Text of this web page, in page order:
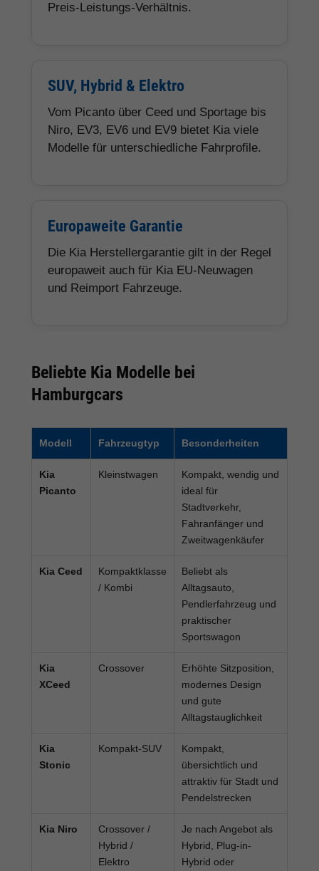
Preis-Leistungs-Verhältnis.
SUV, Hybrid & Elektro
Vom Picanto über Ceed und Sportage bis
Niro, EV3, EV6 und EV9 bietet Kia viele
Modelle für unterschiedliche Fahrprofile.
Europaweite Garantie
Die Kia Herstellergarantie gilt in der Regel
europaweit auch für Kia EU-Neuwagen
und Reimport Fahrzeuge.
Beliebte Kia Modelle bei
Hamburgcars
Modell Fahrzeugtyp Besonderheiten
Kia
Picanto
Kleinstwagen
Kompakt, wendig und
ideal für
Stadtverkehr,
Fahranfänger und
Zweitwagenkäufer
Kia Ceed
Kompaktklasse
/ Kombi
Beliebt als
Alltagsauto,
Pendlerfahrzeug und
praktischer
Sportswagon
Kia
XCeed
Crossover
Erhöhte Sitzposition,
modernes Design
und gute
Alltagstauglichkeit
Kia
Stonic
Kompakt-SUV
Kompakt,
übersichtlich und
attraktiv für Stadt und
Pendelstrecken
Kia Niro
Crossover /
Hybrid /
Elektro
Je nach Angebot als
Hybrid, Plug-in-
Hybrid oder